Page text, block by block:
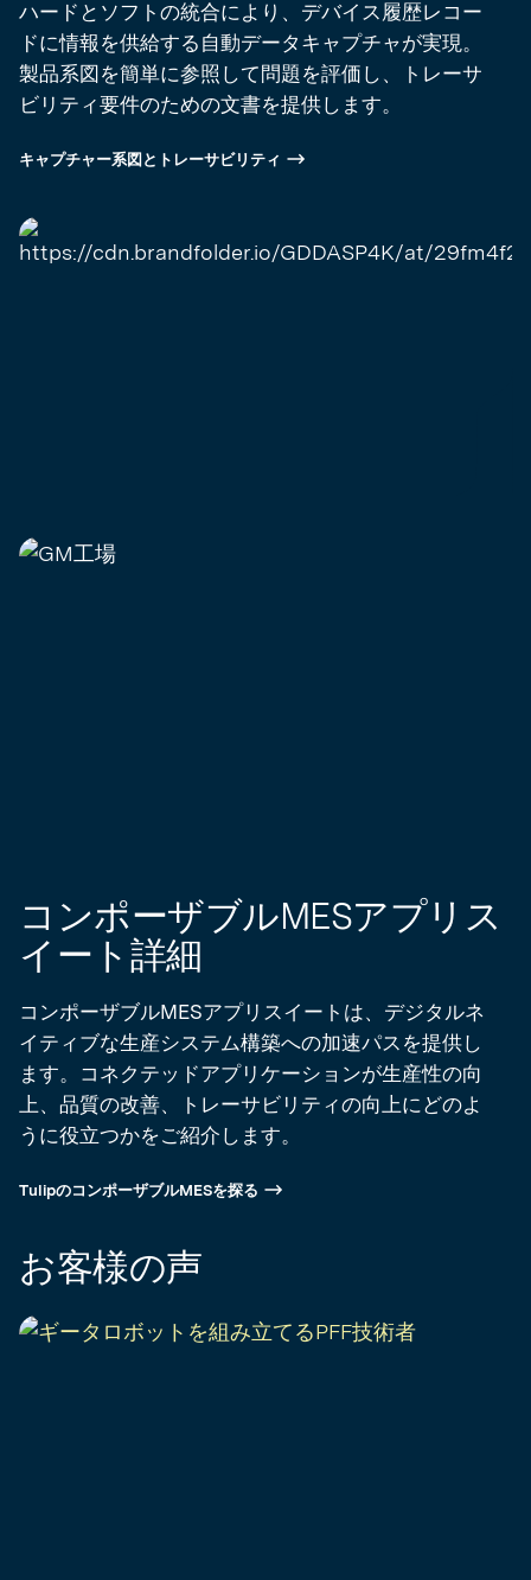
ハードとソフトの統合により、デバイス履歴レコー
ドに情報を供給する自動データキャプチャが実現。
製品系図を簡単に参照して問題を評価し、トレーサ
ビリティ要件のための文書を提供します。
キャプチャー系図とトレーサビリティ
コンポーザブルMESアプリス
イート詳細
コンポーザブルMESアプリスイートは、デジタルネ
イティブな生産システム構築への加速パスを提供し
ます。コネクテッドアプリケーションが生産性の向
上、品質の改善、トレーサビリティの向上にどのよ
うに役立つかをご紹介します。
TulipのコンポーザブルMESを探る
お客様の声